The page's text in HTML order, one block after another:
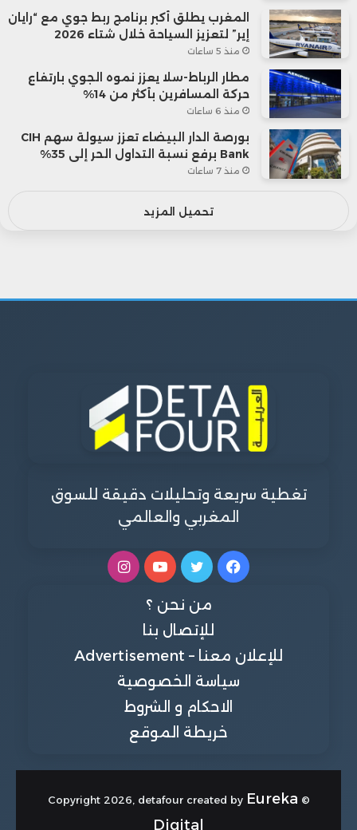
المغرب يطلق أكبر برنامج ربط جوي مع “رايان
إير” لتعزيز السياحة خلال شتاء 2026
منذ 5 ساعات
مطار الرباط-سلا يعزز نموه الجوي بارتفاع
حركة المسافرين بأكثر من 14%
منذ 6 ساعات
بورصة الدار البيضاء تعزز سيولة سهم CIH
Bank برفع نسبة التداول الحر إلى 35%
منذ 7 ساعات
تحميل المزيد
تغطية سريعة وتحليلات دقيقة للسوق
المغربي والعالمي
فيسبوكتويتر يوتيوبانستقرام
من نحن ؟
للإتصال بنا
للإعلان معنا – Advertisement
سياسة الخصوصية
الاحكام و الشروط
خريطة الموقع
© Copyright 2026, detafour created by
Eureka
Digital